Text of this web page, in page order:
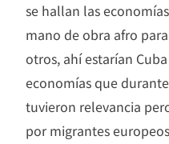
se hallan las
mano de obra afro
otros, ahí estarían
economías que
tuvieron relevancia
por migrantes